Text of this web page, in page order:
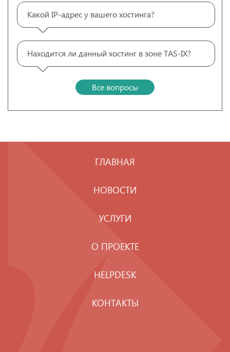
Какой IP-адрес у вашего хостинга?
Находится ли данный хостинг в зоне TAS-IX?
Все вопросы
ГЛАВНАЯ
НОВОСТИ
УСЛУГИ
О ПРОЕКТЕ
HELPDESK
КОНТАКТЫ